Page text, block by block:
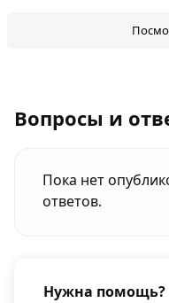
Вопросы и
Пока нет
ответов.
Нужна помощь?